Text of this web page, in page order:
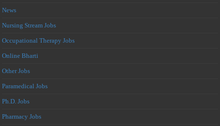
News
Nursing Stream Jobs
Occupational Therapy Jobs
Online Bharti
Other Jobs
Paramedical Jobs
Ph.D. Jobs
Pharmacy Jobs